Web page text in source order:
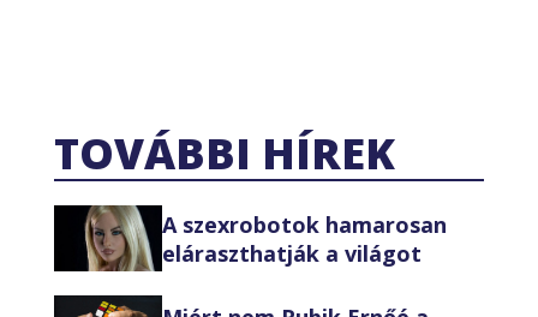
TOVÁBBI HÍREK
A szexrobotok hamarosan
eláraszthatják a világot